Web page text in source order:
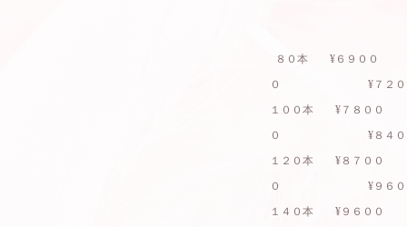
８０本 ¥６９
０ ¥７２０
１００本 ¥７８
０ ¥８４０
１２０本 ¥８７
０ ¥９６０
１４０本 ¥９６